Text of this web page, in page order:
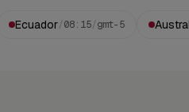
Ecuador/08:15/gmt-5